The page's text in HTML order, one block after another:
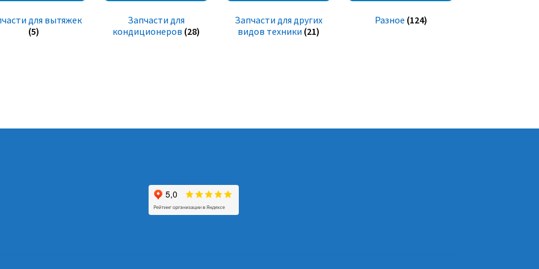
для вытяжек
(5)
Запчасти для
кондиционеров (28)
Запчасти для других
видов техники (21)
Разное (124)